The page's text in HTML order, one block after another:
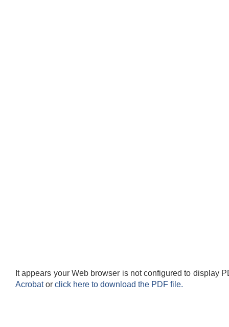
It appears your Web browser is not configured to display
Acrobator click here to download the PDF file.